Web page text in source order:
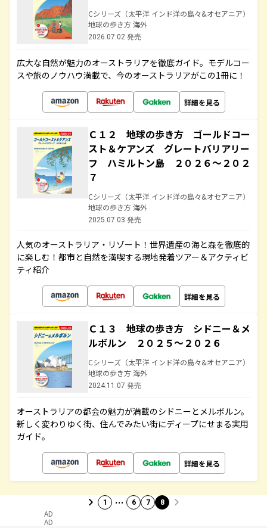
Cシリーズ（太平洋 インド洋の島々&オセアニア）
地球の歩き方 海外
2026.07.02 発売
広大な自然が魅力のオーストラリアを徹底ガイド。モデルコー
スや旅のノウハウ満載で、今のオーストラリアがこの1冊に！
詳細を見る
Ｃ１２ 地球の歩き方 ゴールドコー
スト＆ケアンズ グレートバリアリー
フ ハミルトン島 ２０２６～２０２
７
Cシリーズ（太平洋 インド洋の島々&オセアニア）
地球の歩き方 海外
2025.07.03 発売
人気のオーストラリア・リゾート！世界遺産の海と森を徹底的
に楽しむ！都市と自然を満喫する現地発着ツアー＆アクティビ
ティ紹介
詳細を見る
Ｃ１３ 地球の歩き方 シドニー＆メ
ルボルン ２０２５～２０２６
Cシリーズ（太平洋 インド洋の島々&オセアニア）
地球の歩き方 海外
2024.11.07 発売
オーストラリアの都会の魅力が満載のシドニーとメルボルン。
新しく変わりゆく街、住んでみたい街にディープにせまる実用
ガイド。
詳細を見る
1 … 6 7 8
AD
AD